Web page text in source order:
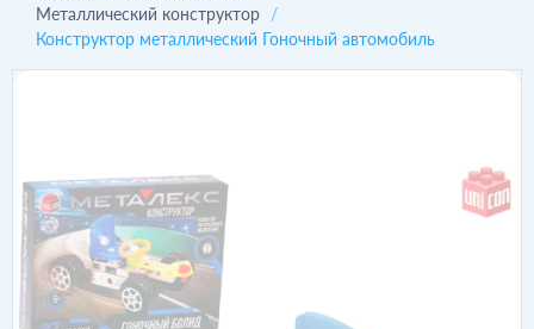
Металлический конструктор
Конструктор металлический Гоночный автомобиль